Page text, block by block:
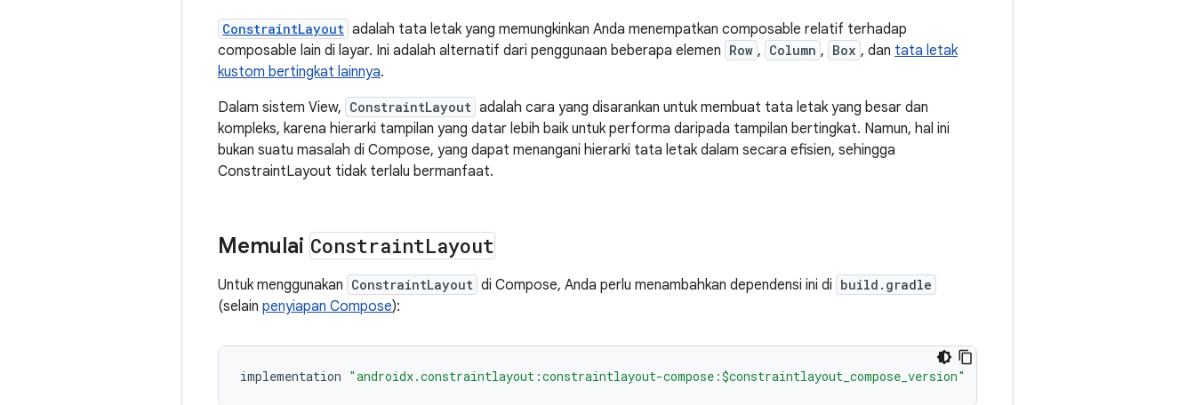
ConstraintLayout adalah tata letak yang memungkinkan Anda menempatkan composable relatif terhadap
composable lain di layar. Ini adalah alternatif dari penggunaan beberapa elemen Row , Column , Box , dan tata letak
kustom bertingkat lainnya.
Dalam sistem View, ConstraintLayout adalah cara yang disarankan untuk membuat tata letak yang besar dan
kompleks, karena hierarki tampilan yang datar lebih baik untuk performa daripada tampilan bertingkat. Namun, hal ini
bukan suatu masalah di Compose, yang dapat menangani hierarki tata letak dalam secara efisien, sehingga
ConstraintLayout tidak terlalu bermanfaat.
Memulai ConstraintLayout
Untuk menggunakan ConstraintLayout di Compose, Anda perlu menambahkan dependensi ini di build.gradle
(selain penyiapan Compose):
implementation "androidx.constraintlayout:constraintlayout-compose:$constraintlayout_compose_version"